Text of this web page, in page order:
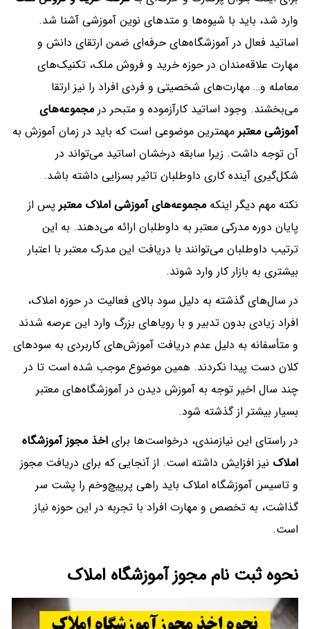
وارد شد، باید با شیوه‌ها و متدهای نوین آموزشی آشنا شد.
اساتید فعال در آموزشگاه‌های حرفه‌ای ضمن ارتقای دانش و
مهارت علاقه‌مندان در حوزه خرید و فروش ملک، تکنیک‌های
معامله و… مهارت‌های شخصیتی و فردی افراد را نیز ارتقا
می‌بخشند. وجود اساتید کارآزموده و متبحر در مجموعه‌های
آموزشی معتبر مهمترین موضوعی است که باید در زمان آموزش به
آن توجه داشت. زیرا سابقه درخشان اساتید می‌تواند در
شکل‌گیری آینده کاری داوطلبان تاثیر بسزایی داشته باشد.
نکته مهم دیگر اینکه مجموعه‌های آموزشی املاک معتبر پس از
پایان دوره مدرکی معتبر به داوطلبان ارائه می‌دهند. به این
ترتیب داوطلبان می‌توانند با دریافت این مدرک معتبر با اعتبار
بیشتری به بازار کار وارد شوند.
در سال‌های گذشته به دلیل سود بالای فعالیت در حوزه املاک،
افراد زیادی بدون تدبیر و با رویاهای بزرگ وارد این عرصه شدند
و متأسفانه به دلیل عدم دریافت آموزش‌های کاربردی به سودهای
کلان دست پیدا نکردند. همین موضوع موجب شده است تا در
چند سال اخیر توجه به آموزش دیدن در آموزشگاه‌های معتبر
بسیار بیشتر از گذشته شود.
در راستای این نیازمندی، درخواست‌ها برای اخذ مجوز آموزشگاه
املاک نیز افزایش داشته است. از آنجایی که برای دریافت مجوز
و تاسیس آموزشگاه املاک باید راهی پرپیچ‌وخم را پشت سر
گذاشت، به تخصص و مهارت افراد با تجربه در این حوزه نیاز
است.
نحوه ثبت نام مجوز آموزشگاه املاک